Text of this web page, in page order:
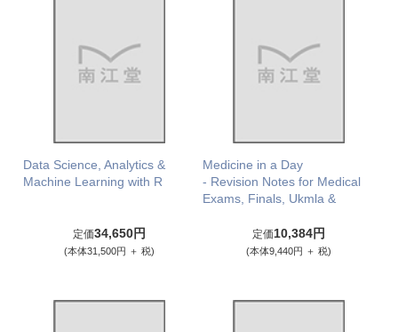
Data Science, Analytics &
Machine Learning with R
定価34,650円
(本体31,500円 ＋ 税)
Medicine in a Day
- Revision Notes for Medical
Exams, Finals, Ukmla &
定価10,384円
(本体9,440円 ＋ 税)